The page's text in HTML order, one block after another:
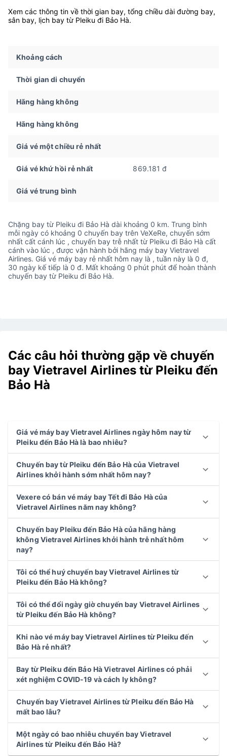
Xem các thông tin về thời gian bay, tổng chiều dài đường bay,
sân bay, lịch bay từ Pleiku đi Bảo Hà.
Khoảng cách
Thời gian di chuyển
Hãng hàng không
Hãng hàng không
Giá vé một chiều rẻ nhất
Giá vé khứ hồi rẻ nhất 869.181 đ
Giá vé trung bình
Chặng bay từ Pleiku đi Bảo Hà dài khoảng 0 km. Trung bình
mỗi ngày có khoảng 0 chuyến bay trên VeXeRe, chuyến sớm
nhất cất cánh lúc , chuyến bay trễ nhất từ Pleiku đi Bảo Hà cất
cánh vào lúc , được vận hành bởi hãng máy bay Vietravel
Airlines. Giá vé máy bay rẻ nhất hôm nay là , tuần này là 0 đ,
30 ngày kế tiếp là 0 đ. Mất khoảng 0 phút phút để hoàn thành
chuyến bay từ Pleiku đi Bảo Hà.
Các câu hỏi thường gặp về chuyến
bay Vietravel Airlines từ Pleiku đến
Bảo Hà
Giá vé máy bay Vietravel Airlines ngày hôm nay từ
Pleiku đến Bảo Hà là bao nhiêu?
Chuyến bay từ Pleiku đến Bảo Hà của Vietravel
Airlines khởi hành sớm nhất hôm nay?
Vexere có bán vé máy bay Tết đi Bảo Hà của
Vietravel Airlines năm nay không?
Chuyến bay Pleiku đến Bảo Hà của hãng hàng
không Vietravel Airlines khởi hành trễ nhất hôm
nay?
Tôi có thể huý chuyến bay Vietravel Airlines từ
Pleiku đến Bảo Hà không?
Tôi có thể đổi ngày giờ chuyến bay Vietravel Airlines
từ Pleiku đến Bảo Hà không?
Khi nào vé máy bay Vietravel Airlines từ Pleiku đến
Bảo Hà rẻ nhất?
Bay từ Pleiku đến Bảo Hà Vietravel Airlines có phải
xét nghiệm COVID-19 và cách ly không?
Chuyến bay Vietravel Airlines từ Pleiku đến Bảo Hà
mất bao lâu?
Một ngày có bao nhiêu chuyến bay Vietravel
Airlines từ Pleiku đến Bảo Hà?